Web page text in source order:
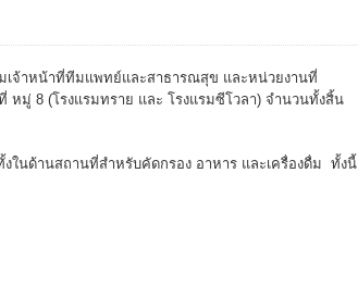
เจ้าหน้าที่ทีมแพทย์และสาธารณสุข และหน่วยงานที่
หมู่ 8 (โรงแรมทราย และ โรงแรมซีโวลา) จำนวนทั้งสิ้น
นด้านสถานที่สำหรับคัดกรอง อาหาร และเครื่องดื่ม ทั้งนี้